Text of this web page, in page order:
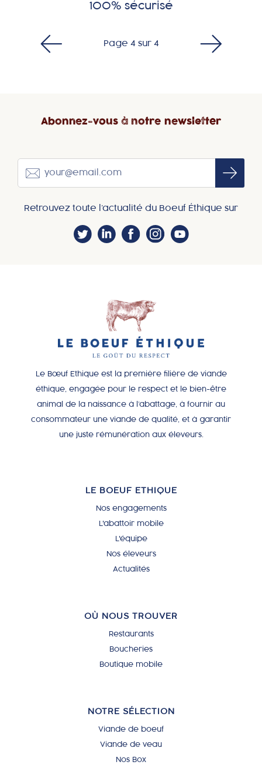
100% sécurisé
Page 4 sur 4
Abonnez-vous à notre newsletter
Retrouvez toute l’actualité du Boeuf Éthique sur
Le Bœuf Ethique est la première filière de viande
éthique, engagée pour le respect et le bien-être
animal de la naissance à l’abattage, à fournir au
consommateur une viande de qualité, et à garantir
une juste rémunération aux éleveurs.
LE BOEUF ETHIQUE
Nos engagements
L'abattoir mobile
L'équipe
Nos éleveurs
Actualités
OÙ NOUS TROUVER
Restaurants
Boucheries
Boutique mobile
NOTRE SÉLECTION
Viande de boeuf
Viande de veau
Nos Box